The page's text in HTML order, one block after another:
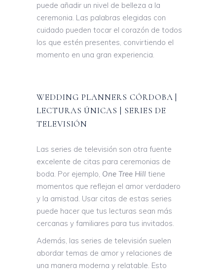
puede añadir un nivel de belleza a la
ceremonia. Las palabras elegidas con
cuidado pueden tocar el corazón de todos
los que estén presentes, convirtiendo el
momento en una gran experiencia.
WEDDING PLANNERS CÓRDOBA |
LECTURAS ÚNICAS | SERIES DE
TELEVISIÓN
Las series de televisión son otra fuente
excelente de citas para ceremonias de
boda. Por ejemplo, One Tree Hill tiene
momentos que reflejan el amor verdadero
y la amistad. Usar citas de estas series
puede hacer que tus lecturas sean más
cercanas y familiares para tus invitados.
Además, las series de televisión suelen
abordar temas de amor y relaciones de
una manera moderna y relatable. Esto